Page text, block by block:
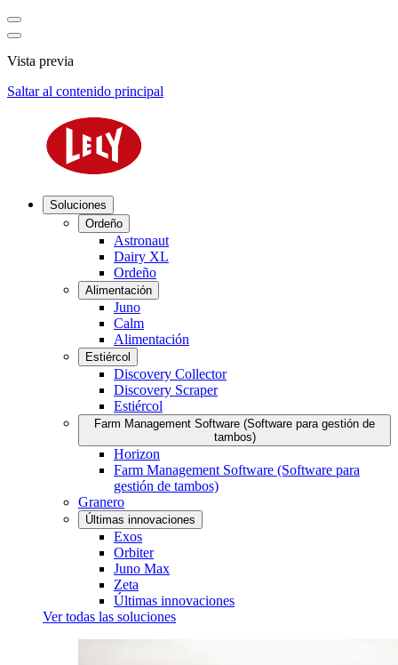
Vista previa
Saltar al contenido principal
Soluciones
Ordeño
Astronaut
Dairy XL
Ordeño
Alimentación
Juno
Calm
Alimentación
Estiércol
Discovery Collector
Discovery Scraper
Estiércol
Farm Management Software (Software para gestión de
tambos)
Horizon
Farm Management Software (Software para
gestión de tambos)
Granero
Últimas innovaciones
Exos
Orbiter
Juno Max
Zeta
Últimas innovaciones
Ver todas las soluciones